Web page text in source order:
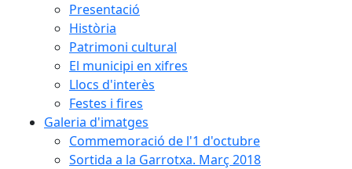
Presentació
Història
Patrimoni cultural
El municipi en xifres
Llocs d'interès
Festes i fires
Galeria d'imatges
Commemoració de l'1 d'octubre
Sortida a la Garrotxa. Març 2018